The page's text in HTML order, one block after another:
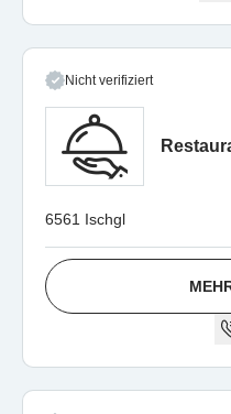
Nicht verifiziert
6561 Ischgl